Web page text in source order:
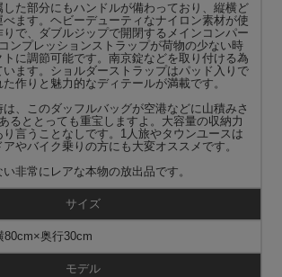
した部分にもハンドルが備わっており、縦横ど
ます。ヘビーデューティなナイロン素材が使
で、ダブルジップで開閉するメインコンパー
ンプレッションストラップが荷物の少ない時
に調節可能です。南京錠などを取り付ける為
ます。ショルダーストラップはパッド入りで
作りと魅力的なディテールが満載です。
、このダッフルバッグが空港などに山積みさ
るととっても重宝しますよ。大容量の収納力
言うことなしです。1人旅やタウンユースは
やバイク乗りの方にも大変オススメです。
非常にレアな本物の放出品です。
サイズ
80cm×奥行30cm
モデル